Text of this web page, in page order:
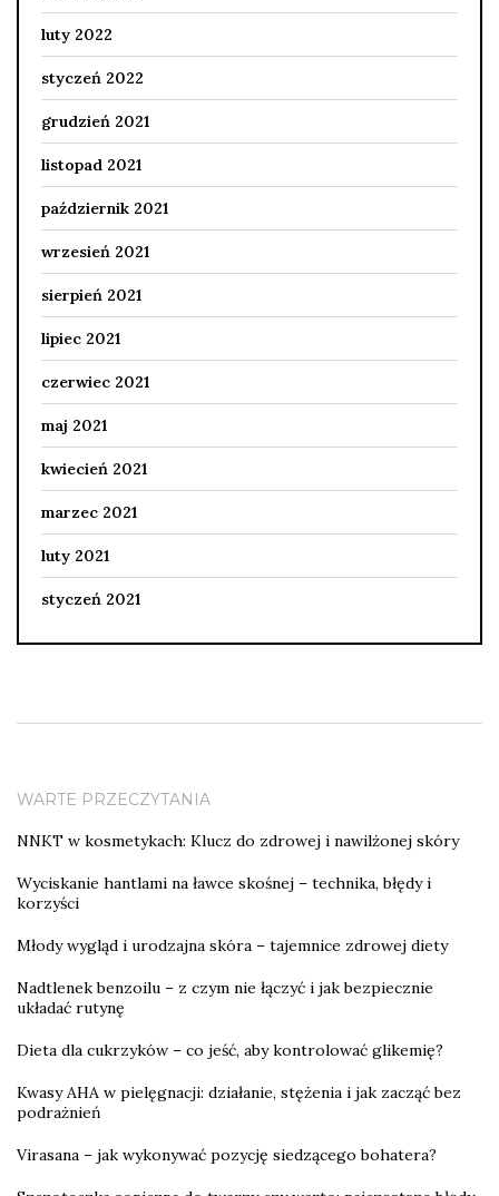
luty 2022
styczeń 2022
grudzień 2021
listopad 2021
październik 2021
wrzesień 2021
sierpień 2021
lipiec 2021
czerwiec 2021
maj 2021
kwiecień 2021
marzec 2021
luty 2021
styczeń 2021
WARTE PRZECZYTANIA
NNKT w kosmetykach: Klucz do zdrowej i nawilżonej skóry
Wyciskanie hantlami na ławce skośnej – technika, błędy i
korzyści
Młody wygląd i urodzajna skóra – tajemnice zdrowej diety
Nadtlenek benzoilu – z czym nie łączyć i jak bezpiecznie
układać rutynę
Dieta dla cukrzyków – co jeść, aby kontrolować glikemię?
Kwasy AHA w pielęgnacji: działanie, stężenia i jak zacząć bez
podrażnień
Virasana – jak wykonywać pozycję siedzącego bohatera?